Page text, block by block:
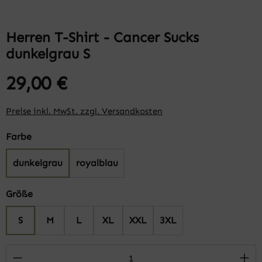
Herren T-Shirt - Cancer Sucks
dunkelgrau S
29,00 €
Preise inkl. MwSt. zzgl. Versandkosten
Farbeauswählen
dunkelgrau royalblau
Größeauswählen
S M L XL XXL 3XL
Produkt Anzahl: Gib den gewünschten